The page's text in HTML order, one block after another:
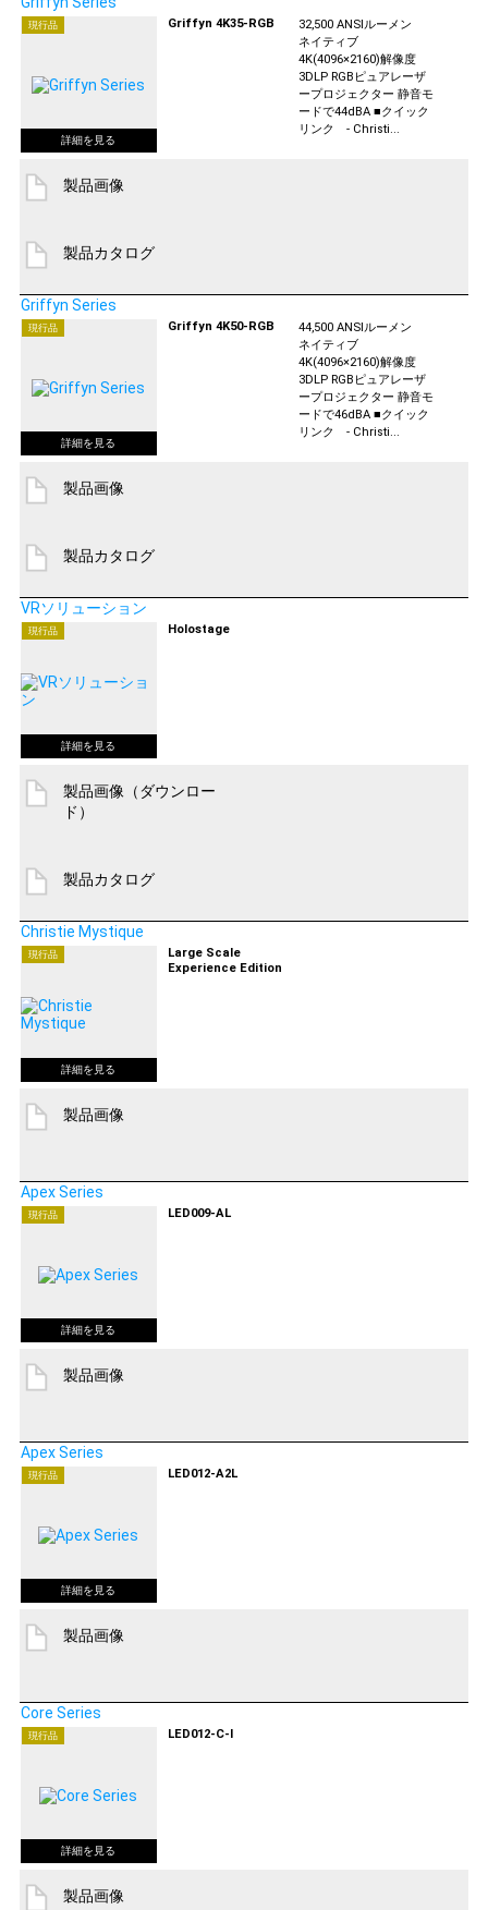
現行品 Griffyn 4K35-RGB
32,500 ANSIルーメン
ネイティブ
4K(4096×2160)解像度
3DLP RGBピュアレーザ
ープロジェクター 静音モ
ードで44dBA ■クイック
リンク - Christi...
製品画像
製品カタログ
Griffyn Series
現行品 Griffyn 4K50-RGB
44,500 ANSIルーメン
ネイティブ
4K(4096×2160)解像度
3DLP RGBピュアレーザ
ープロジェクター 静音モ
ードで46dBA ■クイック
リンク - Christi...
製品画像
製品カタログ
VRソリューション
現行品 Holostage
製品画像（ダウンロー
ド）
製品カタログ
Christie Mystique
現行品
Large Scale
Experience Edition
製品画像
Apex Series
現行品 LED009-AL
製品画像
Apex Series
現行品 LED012-A2L
製品画像
Core Series
現行品 LED012-C-I
製品画像